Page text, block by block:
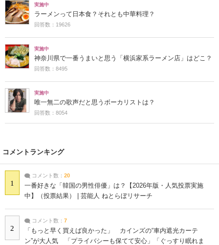
実施中
ラーメンって日本食？それとも中華料理？
回答数：19626
実施中
神奈川県で一番うまいと思う「横浜家系ラーメン店」はどこ？
回答数：8495
実施中
唯一無二の歌声だと思うボーカリストは？
回答数：8054
コメントランキング
1
コメント数： 20
一番好きな「韓国の男性俳優」は？【2026年版・人気投票実施
中】（投票結果） | 芸能人 ねとらぼリサーチ
2
コメント数： 7
「もっと早く買えば良かった」 カインズの“車内遮光カーテ
ン”が大人気 「プライバシーも保てて安心」「ぐっすり眠れま